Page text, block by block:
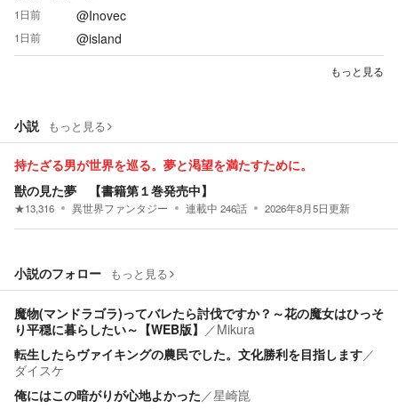
1日前 @Inovec
1日前 @island
もっと見る
小説 もっと見る
持たざる男が世界を巡る。夢と渇望を満たすために。
獣の見た夢 【書籍第１巻発売中】
★13,316 異世界ファンタジー 連載中 246話 2026年8月5日更新
小説のフォロー もっと見る
魔物(マンドラゴラ)ってバレたら討伐ですか？～花の魔女はひっそ
り平穏に暮らしたい～【WEB版】 ／Mikura
転生したらヴァイキングの農民でした。文化勝利を目指します／
ダイスケ
俺にはこの暗がりが心地よかった／星崎崑